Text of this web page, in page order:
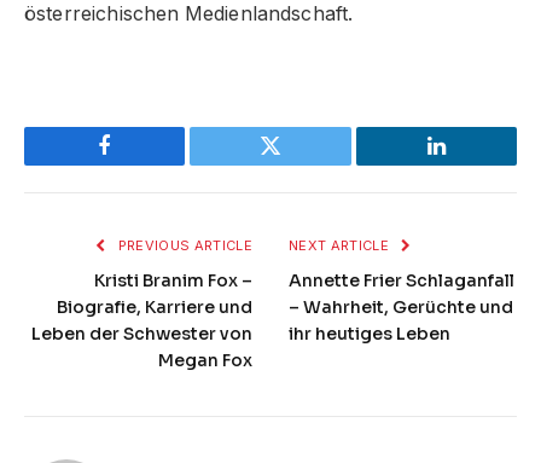
österreichischen Medienlandschaft.
Facebook Twitter LinkedIn
PREVIOUS ARTICLE
Kristi Branim Fox –
Biografie, Karriere und
Leben der Schwester von
Megan Fox
NEXT ARTICLE
Annette Frier Schlaganfall
– Wahrheit, Gerüchte und
ihr heutiges Leben